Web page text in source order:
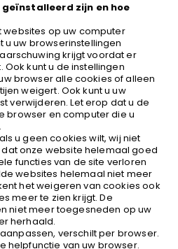
geïnstalleerd zijn en hoe
websites op uw computer
u uw browserinstellingen
krijgt voordat er
kunt u de instellingen
browser alle cookies of alleen
weigert. Ook kunt u uw
verwijderen. Let erop dat u de
browser en computer die u
u geen cookies wilt, wij niet
onze website helemaal goed
functies van de site verloren
websites helemaal niet meer
het weigeren van cookies ook
meer te zien krijgt. De
niet meer toegesneden op uw
herhaald.
verschilt per browser.
helpfunctie van uw browser.